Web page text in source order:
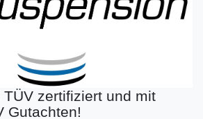
zertifiziert und mit
Gutachten!